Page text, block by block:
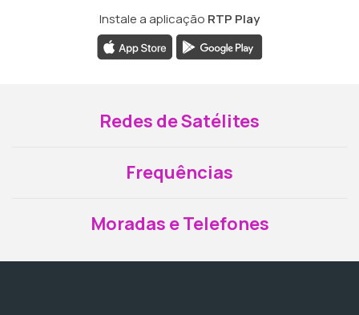
Instale a aplicação RTP Play
Redes de Satélites
Frequências
Moradas e Telefones